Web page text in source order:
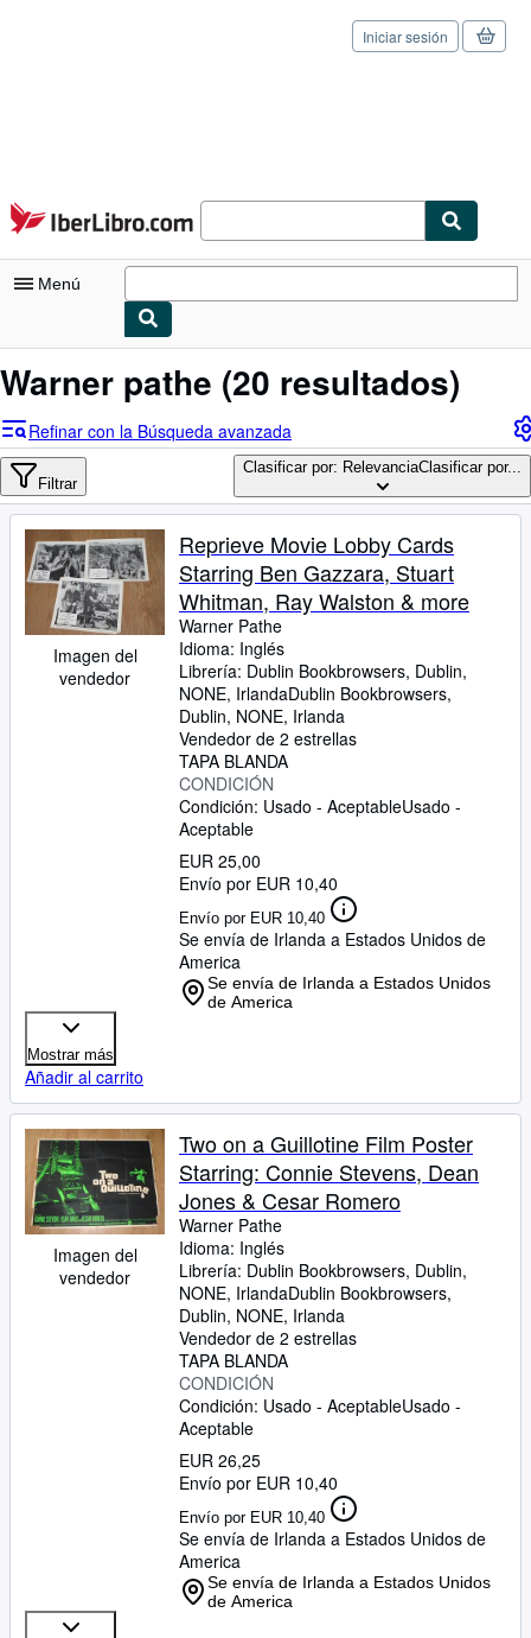
Pasar al contenido principal
IberLibro.com
Iniciar sesión
Menú
Mi cuenta
Consultar mis pedidos
Cerrar sesión
Búsqueda avanzada
Colecciones
Libros antiguos
Arte y coleccionismo
Vendedores
CERRAR
Warner pathe (20 resultados)
Refinar con la Búsqueda avanzada
Filtrar
Clasificar por: RelevanciaClasificar por...
Imagen del
vendedor
Reprieve Movie Lobby Cards
Starring Ben Gazzara, Stuart
Whitman, Ray Walston & more
Warner Pathe
Idioma: Inglés
Librería: Dublin Bookbrowsers, Dublin,
NONE, IrlandaDublin Bookbrowsers,
Dublin, NONE, Irlanda
Vendedor de 2 estrellas
TAPA BLANDA
CONDICIÓN
Condición: Usado - AceptableUsado -
Aceptable
EUR 25,00
Envío por EUR 10,40
Envío por EUR 10,40
Se envía de Irlanda a Estados Unidos de
America
Se envía de Irlanda a Estados Unidos
de America
Mostrar más
Añadir al carrito
Imagen del
vendedor
Two on a Guillotine Film Poster
Starring: Connie Stevens, Dean
Jones & Cesar Romero
Warner Pathe
Idioma: Inglés
Librería: Dublin Bookbrowsers, Dublin,
NONE, IrlandaDublin Bookbrowsers,
Dublin, NONE, Irlanda
Vendedor de 2 estrellas
TAPA BLANDA
CONDICIÓN
Condición: Usado - AceptableUsado -
Aceptable
EUR 26,25
Envío por EUR 10,40
Envío por EUR 10,40
Se envía de Irlanda a Estados Unidos de
America
Se envía de Irlanda a Estados Unidos
de America